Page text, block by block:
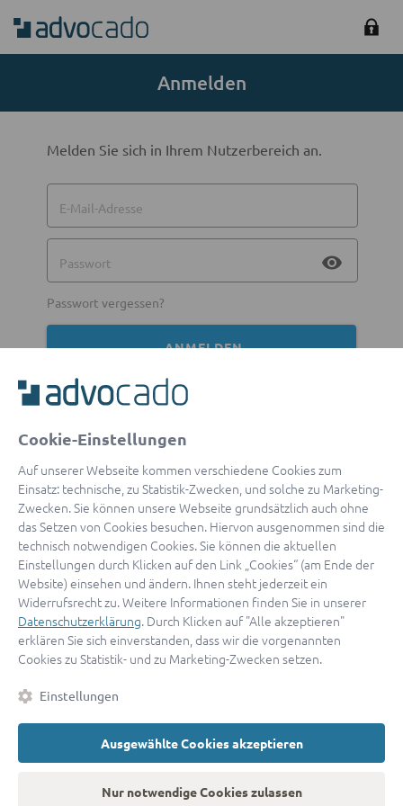
Anmelden
Melden Sie sich in Ihrem Nutzerbereich an.
E-Mail-Adresse
Passwort visibility
Passwort vergessen?
ANMELDEN
Mit Apple anmelden
Sign in with Google
By continuing, you are indicating that you accept ourTerms of
ServiceandPrivacy Policy.
Sie haben noch keinen Zugang?Hier registrieren
oder als Anwalt registrieren.
© 2026 advocado
Cookie-Einstellungen
Auf unserer Webseite kommen verschiedene Cookies zum
Einsatz: technische, zu Statistik-Zwecken, und solche zu Marketing-
Zwecken. Sie können unsere Webseite grundsätzlich auch ohne
das Setzen von Cookies besuchen. Hiervon ausgenommen sind die
technisch notwendigen Cookies. Sie können die aktuellen
Einstellungen durch Klicken auf den Link „Cookies“ (am Ende der
Website) einsehen und ändern. Ihnen steht jederzeit ein
Widerrufsrecht zu. Weitere Informationen finden Sie in unserer
Datenschutzerklärung. Durch Klicken auf "Alle akzeptieren"
erklären Sie sich einverstanden, dass wir die vorgenannten
Cookies zu Statistik- und zu Marketing-Zwecken setzen.
Einstellungen
Ausgewählte Cookies akzeptieren
Nur notwendige Cookies zulassen